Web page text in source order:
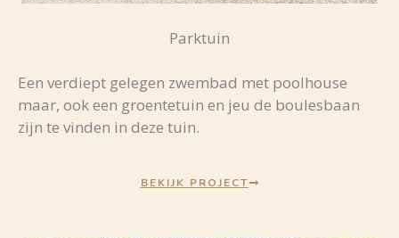
Parktuin
Een verdiept gelegen zwembad met poolhouse
maar, ook een groentetuin en jeu de boulesbaan
zijn te vinden in deze tuin.
BEKIJK PROJECT